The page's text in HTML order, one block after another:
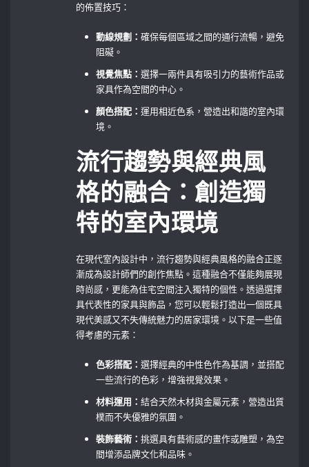
的佈置技巧：
動線規劃：確保每個區域之間的通行流暢，避免
阻礙。
視覺焦點：選擇一兩件具有吸引力的藝術作品或
家具作為空間的中心。
顏色搭配：運用相近色系，營造出和諧的室內環
境。
流行趨勢與經典風
格的融合：創造獨
特的室內環境
在現代室內設計中，流行趨勢與經典風格的融合正逐
漸成為設計師們的創作焦點。這種融合不僅能夠展現
時尚感，更能為住宅空間注入獨特的個性。透過選擇
具代表性的家具與飾品，您可以輕鬆打造出一個既具
現代美感又不失傳統魅力的居家環境。以下是一些值
得考慮的元素：
色彩搭配：選擇經典的中性色作為基調，並搭配
一些流行的色彩，增強視覺效果。
材料運用：結合天然木材與金屬元素，營造出質
樸而不失優雅的氛圍。
裝飾藝術：挑選具有藝術感的畫作或雕塑，為空
間增添品牌文化和品味。